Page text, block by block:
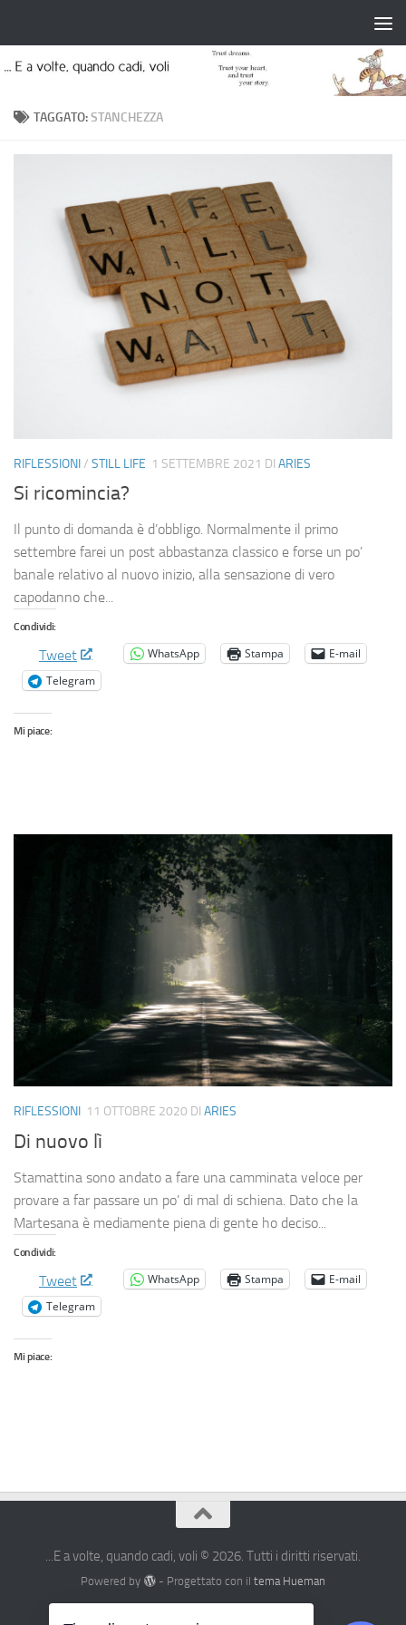
TAGGATO:STANCHEZZA
RIFLESSIONI/ STILL LIFE 1 SETTEMBRE 2021 DI ARIES
Si ricomincia?
Il punto di domanda è d’obbligo. Normalmente il primo
settembre farei un post abbastanza classico e forse un po’
banale relativo al nuovo inizio, alla sensazione di vero
capodanno che...
Condividi:
Tweet WhatsApp Stampa
E-mail
Telegram
Mi piace:
RIFLESSIONI 11 OTTOBRE 2020 DI ARIES
Di nuovo lì
Stamattina sono andato a fare una camminata veloce per
provare a far passare un po’ di mal di schiena. Dato che la
Martesana è mediamente piena di gente ho deciso...
Condividi:
Tweet WhatsApp Stampa
E-mail
Telegram
Mi piace:
...E a volte, quando cadi, voli © 2026. Tutti i diritti riservati.
Powered by - Progettato con il tema Hueman